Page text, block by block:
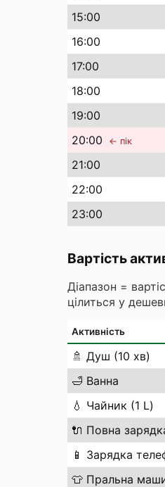
15:00
16:00
17:00
18:00
19:00
20:00 ← пік
21:00
22:00
23:00
Вартість
Діапазон =
цілиться у
Активність
🚿 Душ (10 хв)
🛁 Ванна
💧 Чайник (1 L)
🔌 Повна
📱 Зарядка
👕 Пральна